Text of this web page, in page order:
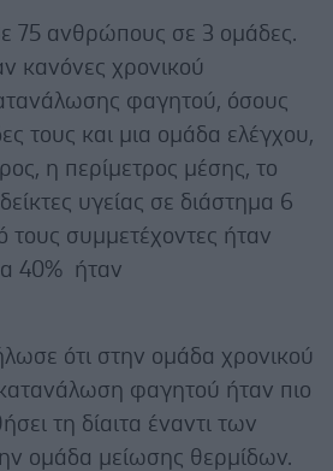
75 ανθρώπους σε 3 ομάδες.
κανόνες χρονικού
φαγητού, όσους
τους και μια ομάδα ελέγχου,
η περίμετρος μέσης, το
υγείας σε διάστημα 6
τους συμμετέχοντες ήταν
40% ήταν
ότι στην ομάδα χρονικού
φαγητού ήταν πιο
τη δίαιτα έναντι των
ομάδα μείωσης θερμίδων.